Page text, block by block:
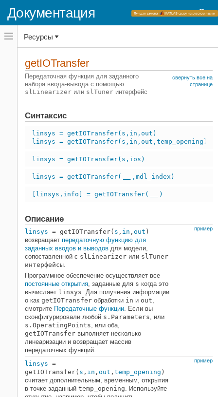
Документация
Переключатель
навигационного
меню
переключатель
навигационного
Simulink Control Design
Линеаризация
Пакетная линеаризация
Simulink Control Design
Синтез и настройка системы управления
Многоконтурная, многоцелевая
настройка
Настройка, анализ и валидация
НА ЭТОЙ СТРАНИЦЕ
Описание
Примеры
Входные параметры
Выходные аргументы
Больше о
Смотрите также
Ресурсы
getIOTransfer
Передаточная функция для заданного
набора ввода-вывода с помощью
slLinearizer или slTuner интерфейс
свернуть все на
странице
Синтаксис
linsys = getIOTransfer(s,in,out)
linsys = getIOTransfer(s,in,out,temp_opening)
linsys = getIOTransfer(s,ios)
linsys = getIOTransfer( ,mdl_index)
[linsys,info] = getIOTransfer( )
Описание
пример
linsys = getIOTransfer( s , in , out )
возвращает передаточную функцию для
заданных вводов и выводов для модели,
сопоставленной с slLinearizer или slTuner
интерфейсы.
Программное обеспечение осуществляет все
постоянные открытия, заданные для s когда это
вычисляет linsys. Для получения информации
о как getIOTransfer обработки in и out,
смотрите Передаточные функции. Если вы
сконфигурировали любой s.Parameters, или
s.OperatingPoints, или оба,
getIOTransfer выполняет несколько
линеаризации и возвращает массив
передаточных функций.
пример
linsys =
getIOTransfer( s , in , out , temp_opening )
считает дополнительным, временным, открытия
в точке заданный temp_opening. Используйте